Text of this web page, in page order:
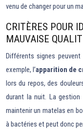
venu de changer pour un
CRITÈRES POUR
MAUVAISE
Différents signes
exemple, l’apparition de
lors du repos, des
durant la nuit. La gestion
maintenir un matelas en
à bactéries et peut donc